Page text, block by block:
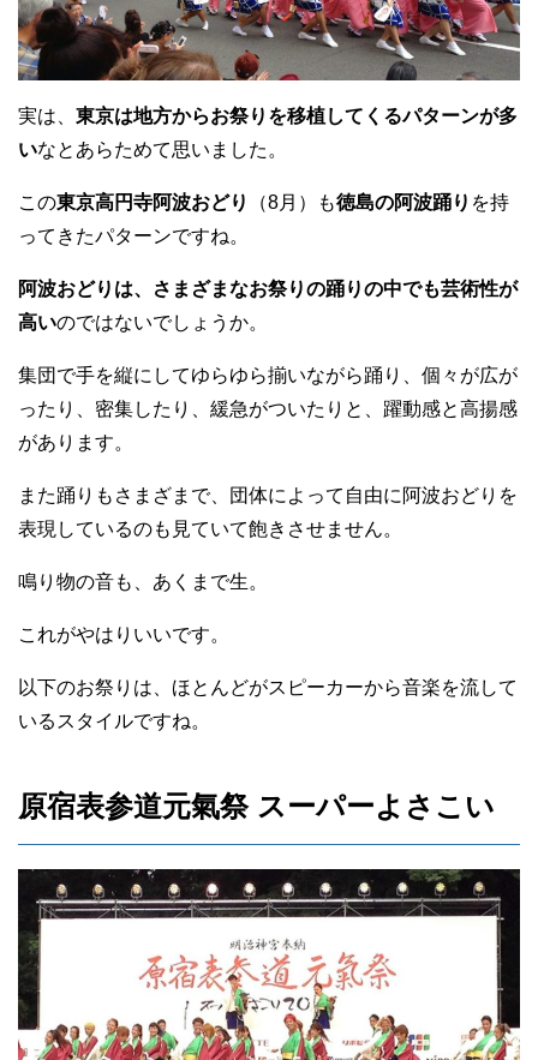
実は、 東京は地方からお祭りを移植してくるパターンが多
いなとあらためて思いました。
この東京高円寺阿波おどり （8月）も徳島の阿波踊り を持
ってきたパターンですね。
阿波おどりは、さまざまなお祭りの踊りの中でも芸術性が
高いのではないでしょうか。
集団で手を縦にしてゆらゆら揃いながら踊り、個々が広が
ったり、密集したり、緩急がついたりと、躍動感と高揚感
があります。
また踊りもさまざまで、団体によって自由に阿波おどりを
表現しているのも見ていて飽きさせません。
鳴り物の音も、あくまで生。
これがやはりいいです。
以下のお祭りは、ほとんどがスピーカーから音楽を流して
いるスタイルですね。
原宿表参道元氣祭 スーパーよさこい